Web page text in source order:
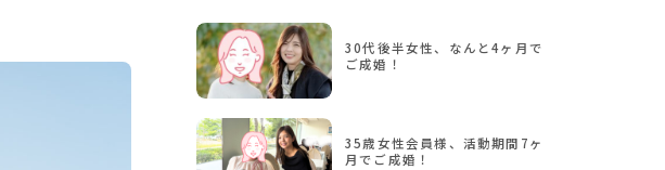
30代後半女性、なんと4ヶ月で
ご成婚！
35歳女性会員様、活動期間7ヶ
月でご成婚！